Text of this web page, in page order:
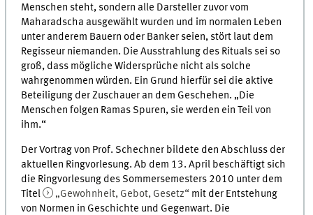
Menschen steht, sondern alle Darsteller zuvor vom
Maharadscha ausgewählt wurden und im normalen Leben
unter anderem Bauern oder Banker seien, stört laut dem
Regisseur niemanden. Die Ausstrahlung des Rituals sei so
groß, dass mögliche Widersprüche nicht als solche
wahrgenommen würden. Ein Grund hierfür sei die aktive
Beteiligung der Zuschauer an dem Geschehen. „Die
Menschen folgen Ramas Spuren, sie werden ein Teil von
ihm.“
Der Vortrag von Prof. Schechner bildete den Abschluss der
aktuellen Ringvorlesung. Ab dem 13. April beschäftigt sich
die Ringvorlesung des Sommersemesters 2010 unter dem
Titel
„Gewohnheit, Gebot, Gesetz“ mit der Entstehung
von Normen in Geschichte und Gegenwart. Die